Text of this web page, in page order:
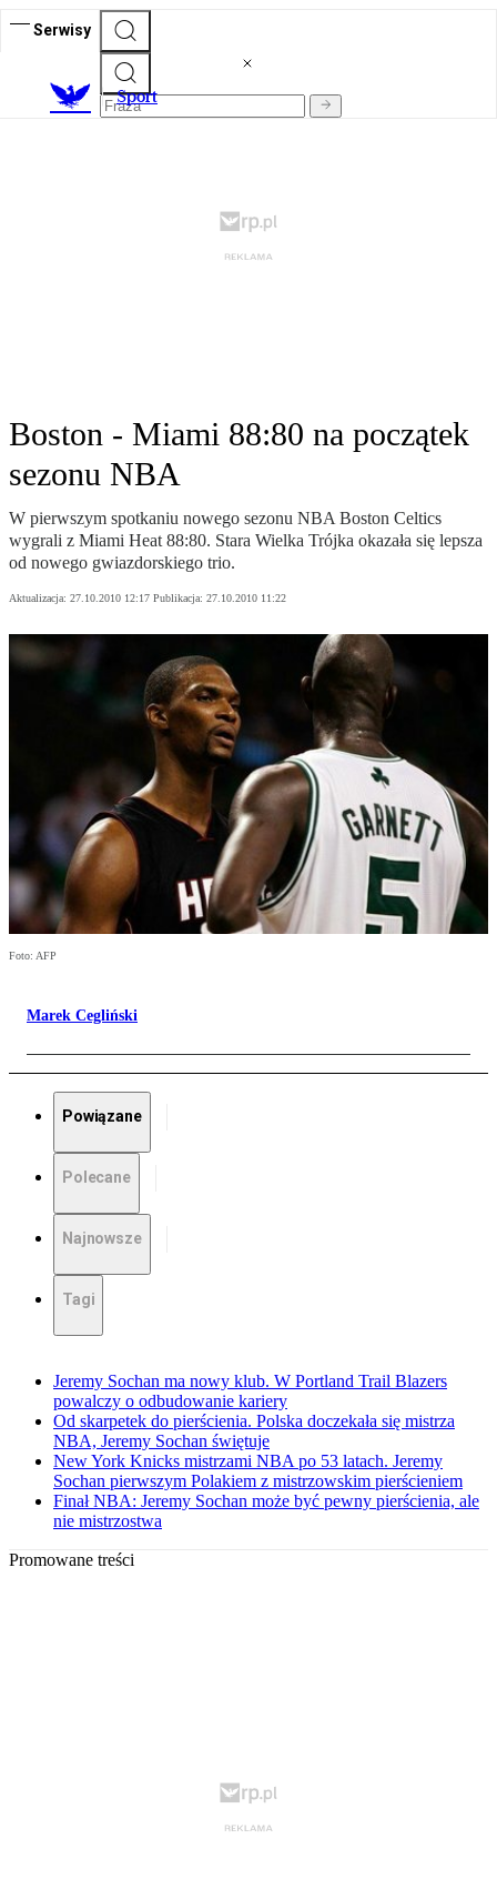
Serwisy
Sport
Boston - Miami 88:80 na początek
sezonu NBA
W pierwszym spotkaniu nowego sezonu NBA Boston Celtics
wygrali z Miami Heat 88:80. Stara Wielka Trójka okazała się lepsza
od nowego gwiazdorskiego trio.
Aktualizacja: 27.10.2010 12:17 Publikacja: 27.10.2010 11:22
Foto: AFP
Marek Cegliński
Powiązane
Polecane
Najnowsze
Tagi
Jeremy Sochan ma nowy klub. W Portland Trail Blazers
powalczy o odbudowanie kariery
Od skarpetek do pierścienia. Polska doczekała się mistrza
NBA, Jeremy Sochan świętuje
New York Knicks mistrzami NBA po 53 latach. Jeremy
Sochan pierwszym Polakiem z mistrzowskim pierścieniem
Finał NBA: Jeremy Sochan może być pewny pierścienia, ale
nie mistrzostwa
Promowane treści